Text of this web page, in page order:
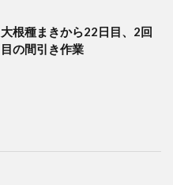
大根種まきから22日目、2回
目の間引き作業